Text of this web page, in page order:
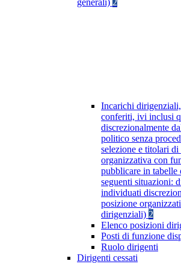
generali) 2
Incarichi
conferiti, ivi inclusi
discrezionalmente
politico senza
selezione e titolari di
organizzativa con
pubblicare in tabelle
seguenti situazioni:
individuati
posizione
dirigenziali) 2
Elenco posizioni
Posti di funzione
Ruolo dirigenti
Dirigenti cessati